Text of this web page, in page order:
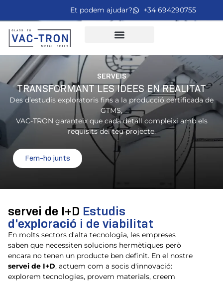
Et podem ajudar? +34 694290755
SERVEIS
TRANSFORMANT LES IDEES EN REALITAT
Des d’estudis exploratoris fins a la producció certificada de
GTMS,
VAC-TRON garanteix que cada detall compleixi amb els
requisits del teu projecte.
Fem-ho junts
servei de I+D Estudis
d'exploració i de viabilitat
En molts sectors d'alta tecnologia, les empreses
saben que necessiten solucions hermètiques però
encara no tenen un producte ben definit. En el nostre
servei de I+D, actuem com a socis d'innovació:
explorem tecnologies, provem materials, creem